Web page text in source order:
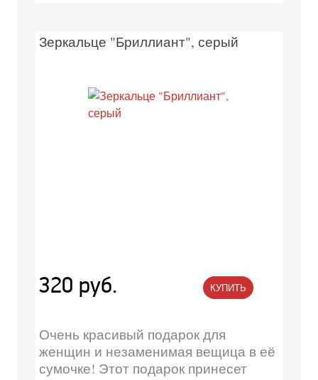
Зеркальце "Бриллиант", серый
320 руб. КУПИТЬ
Очень красивый подарок для
женщин и незаменимая вещица в её
сумочке! Этот подарок принесет